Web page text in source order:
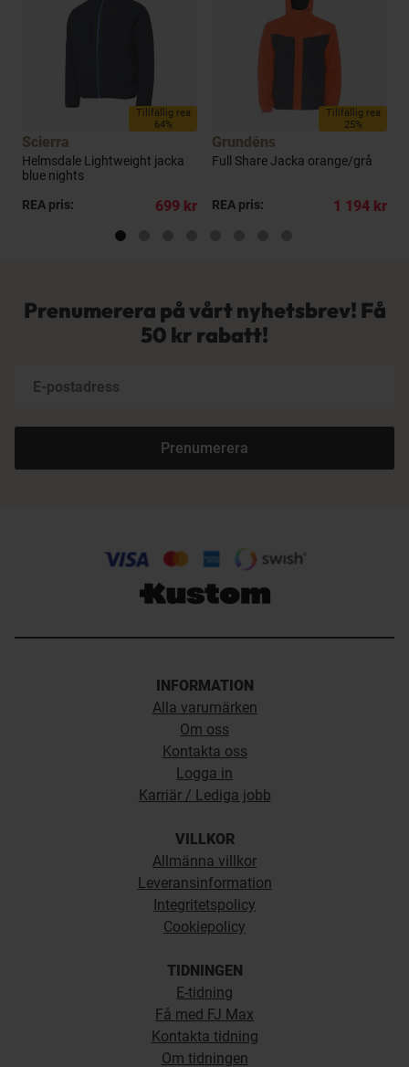
Tillfällig rea
64%
Scierra
Helmsdale Lightweight jacka
blue nights
REA pris:
699 kr
Tillfällig rea
25%
Grundéns
Full Share Jacka orange/grå
REA pris: 1 194 kr
Prenumerera på vårt nyhetsbrev! Få
50 kr rabatt!
Prenumerera
INFORMATION
Alla varumärken
Om oss
Kontakta oss
Logga in
Karriär / Lediga jobb
VILLKOR
Allmänna villkor
Leveransinformation
Integritetspolicy
Cookiepolicy
TIDNINGEN
E-tidning
Få med FJ Max
Kontakta tidning
Om tidningen